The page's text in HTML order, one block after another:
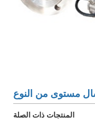
المنتجات ذات الصلة